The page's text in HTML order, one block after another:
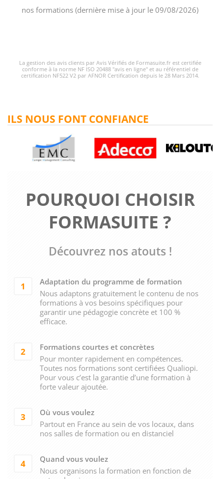
nos formations (dernière mise à jour le 09/08/2026)
La gestion des avis clients par Avis Vérifiés de Formasuite.fr est certifiée
conforme à la norme NF ISO 20488 "avis en ligne" et au référentiel de
certification NF522 V2 par AFNOR Certification depuis le 28 Mars 2014.
POURQUOI CHOISIR
FORMASUITE ?
Découvrez nos atouts !
1
Adaptation du programme de formation
Nous adaptons gratuitement le contenu de nos
formations à vos besoins spécifiques pour
garantir une pédagogie concrète et 100 %
efficace.
2
Formations courtes et concrètes
Pour monter rapidement en compétences.
Toutes nos formations sont certifiées Qualiopi.
Pour vous c’est la garantie d’une formation à
forte valeur ajoutée.
3
Où vous voulez
Partout en France au sein de vos locaux, dans
nos salles de formation ou en distanciel
4
Quand vous voulez
Nous organisons la formation en fonction de
ILS NOUS FONT CONFIANCE